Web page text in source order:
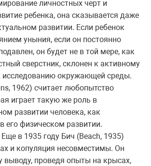
личностных черт и
ребенка, она сказывается даже
развитии. Если ребенок
уныния, если он постоянно
он будет не в той мере, как
сверстник, склонен к активному
исследованию окружающей среды.
1962) считает любопытство
играет такую же роль в
развитии человека, как
его физическом развитии.
Еще в 1935 году Бич (Beach, 1935)
и копуляция несовместимы. Он
выводу, проведя опыты на крысах,